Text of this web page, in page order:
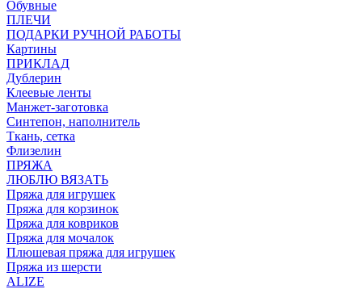
Обувные
ПЛЕЧИ
ПОДАРКИ РУЧНОЙ РАБОТЫ
Картины
ПРИКЛАД
Дублерин
Клеевые ленты
Манжет-заготовка
Синтепон, наполнитель
Ткань, сетка
Флизелин
ПРЯЖА
ЛЮБЛЮ ВЯЗАТЬ
Пряжа для игрушек
Пряжа для корзинок
Пряжа для ковриков
Пряжа для мочалок
Плюшевая пряжа для игрушек
Пряжа из шерсти
ALIZE